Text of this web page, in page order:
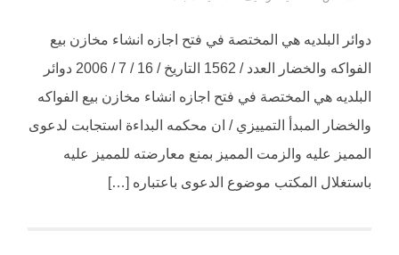
دوائر البلديه هي المختصة في فتح اجازه انشاء مخازن بيع
الفواكه والخضار العدد / 1562 التاريخ / 16 / 7 / 2006 دوائر
البلديه هي المختصة في فتح اجازه انشاء مخازن بيع الفواكه
والخضار المبدأ التمييزي / ان محكمه البداءة استجابت لدعوى
المميز عليه والزمت المميز بمنع معارضته للمميز عليه
باستغلال المكتب موضوع الدعوى باعتباره […]